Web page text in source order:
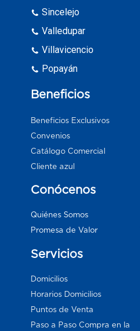
Sincelejo
Valledupar
Villavicencio
Popayán
Beneficios
Beneficios Exclusivos
Convenios
Catálogo Comercial
Cliente azul
Conócenos
Quiénes Somos
Promesa de Valor
Servicios
Domicilios
Horarios Domicilios
Puntos de Venta
Paso a Paso Compra en la